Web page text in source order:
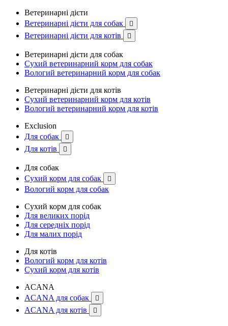
Ветеринарні дієти
Ветеринарні дієти для собак

Ветеринарні дієти для котів 
Ветеринарні дієти для собак
Сухий ветеринарний корм для собак
Вологий ветеринарний корм для собак
Ветеринарні дієти для котів
Сухий ветеринарний корм для котів
Вологий ветеринарний корм для котів
Exclusion
Для собак

Для котів 
Для собак
Сухий корм для собак

Вологий корм для собак
Сухий корм для собак
Для великих порід
Для середніх порід
Для малих порід
Для котів
Вологий корм для котів
Сухий корм для котів
ACANA
ACANA для собак

ACANA для котів 